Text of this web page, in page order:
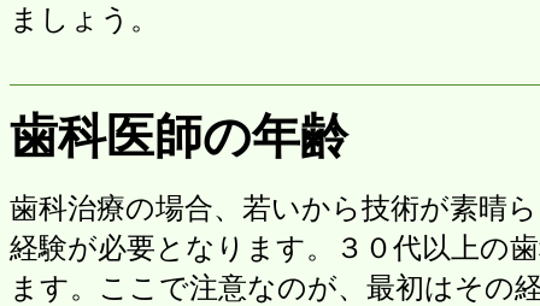
ましょう。
歯科医師の年齢
歯科治療の場合、若いから技術が素晴
経験が必要となります。３０代以上の
ます。ここで注意なのが、最初はその